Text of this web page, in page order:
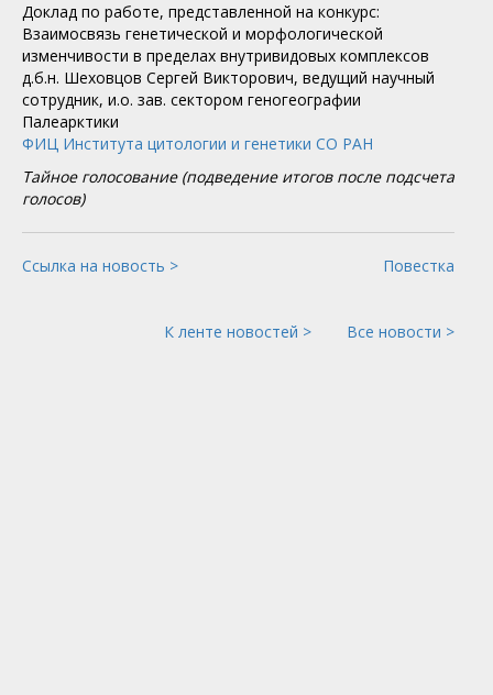
Доклад по работе, представленной на конкурс:
Взаимосвязь генетической и морфологической
изменчивости в пределах внутривидовых комплексов
д.б.н. Шеховцов Сергей Викторович, ведущий научный
сотрудник, и.о. зав. сектором геногеографии
Палеарктики
ФИЦ Института цитологии и генетики СО РАН
Тайное голосование (подведение итогов после подсчета
голосов)
Ссылка на новость > Повестка
К ленте новостей > Все новости >